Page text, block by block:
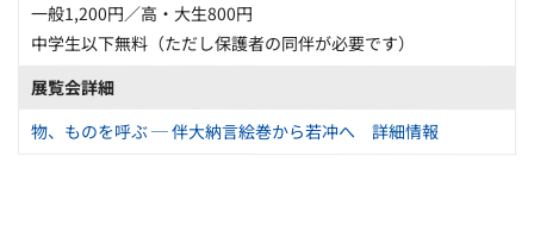
一般1,200円／高・大生800円
中学生以下無料（ただし保護者の同伴が必要です）
展覧会詳細
物、ものを呼ぶ ─ 伴大納言絵巻から若冲へ 詳細情報